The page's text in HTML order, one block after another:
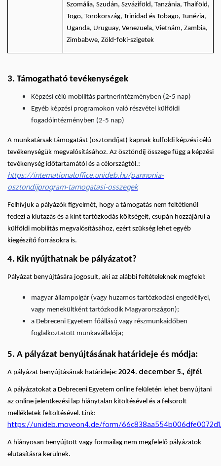
Szomália, Szudán, Szváziföld, Tanzánia, Thaiföld,
Togo, Törökország, Trinidad és Tobago, Tunézia,
Uganda, Uruguay, Venezuela, Vietnám, Zambia,
Zimbabwe, Zöld-foki-szigetek
3. Támogatható tevékenységek
Képzési célú mobilitás partnerintézményben (2-5 nap)
Egyéb képzési programokon való részvétel külföldi
fogadóintézményben (2-5 nap)
A munkatársak támogatást (ösztöndíjat) kapnak külföldi képzési célú
tevékenységük megvalósításához. Az ösztöndíj összege függ a képzési
tevékenység időtartamától és a célországtól.:
https://internationaloffice.unideb.hu/pannonia-
osztondijprogram-tamogatasi-osszegek
Felhívjuk a pályázók figyelmét, hogy a támogatás nem feltétlenül
fedezi a kiutazás és a kint tartózkodás költségeit, csupán hozzájárul a
külföldi mobilitás megvalósításához, ezért szükség lehet egyéb
kiegészítő forrásokra is.
4. Kik nyújthatnak be pályázatot?
Pályázat benyújtására jogosult, aki az alábbi feltételeknek megfelel:
magyar állampolgár (vagy huzamos tartózkodási engedéllyel,
vagy menekültként tartózkodik Magyarországon);
a Debreceni Egyetem főállású vagy részmunkaidőben
foglalkoztatott munkavállalója;
5. A pályázat benyújtásának határideje és módja:
A pályázat benyújtásának határideje: 2024. december 5., éjfél
A pályázatokat a Debreceni Egyetem online felületén lehet benyújtani
az online jelentkezési lap hiánytalan kitöltésével és a felsorolt
mellékletek feltöltésével. Link:
https://unideb.moveon4.de/form/
A hiányosan benyújtott vagy formailag nem megfelelő pályázatok
elutasításra kerülnek.